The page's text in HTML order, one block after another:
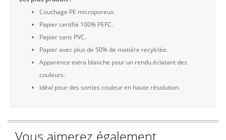
Couchage PE microporeux.
Papier certifié 100% PEFC.
Papier sans PVC.
Papier avec plus de 50% de matière recylclée.
Apparence extra blanche pour un rendu éclatant des
couleurs.
Idéal pour des sorties couleur en haute résolution.
Vous aimerez également